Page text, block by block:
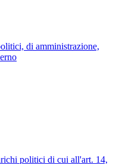
di amministrazione,
politici di cui all'art. 14,